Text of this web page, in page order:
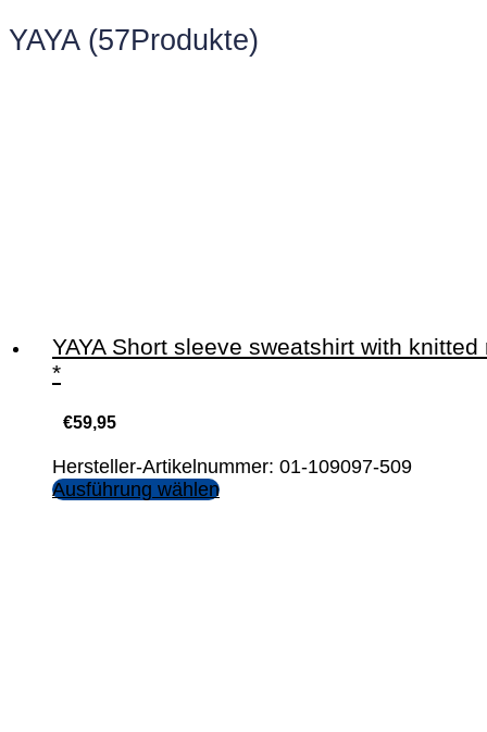
YAYA (57Produkte)
YAYA Short sleeve sweatshirt with knitted
*
€59,95
Hersteller-Artikelnummer: 01-109097-509
Ausführung wählen